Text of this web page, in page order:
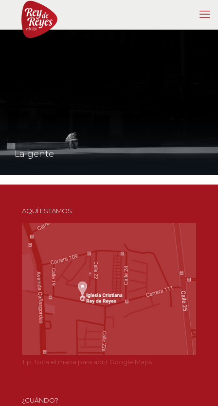
La gente
AQUÍ ESTAMOS:
Tip: Toca el mapa para abrir Google Maps.
¿CUÁNDO?